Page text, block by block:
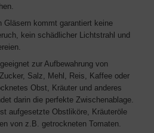
Gläsern kommt garantiert keine
kein schädlicher Lichtstrahl und
zur Aufbewahrung von
Salz, Mehl, Reis, Kaffee oder
Obst, Kräuter und anderes
darin die perfekte Zwischenablage.
aufgesetzte Obstliköre, Kräuteröle
von z.B. getrockneten Tomaten.